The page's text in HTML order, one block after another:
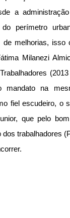
a administração
perímetro
de melhorias, isso
Milanezi
mandato na
fiel escudeiro, o
que pelo
dos trabalhadores